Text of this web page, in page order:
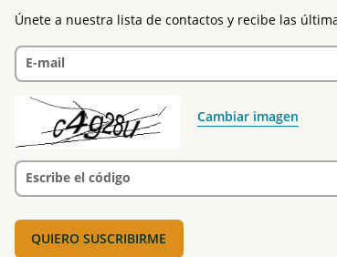
Únete a nuestra lista de contactos y recibe las
E-mail
Cambiar imagen
Escribe el código